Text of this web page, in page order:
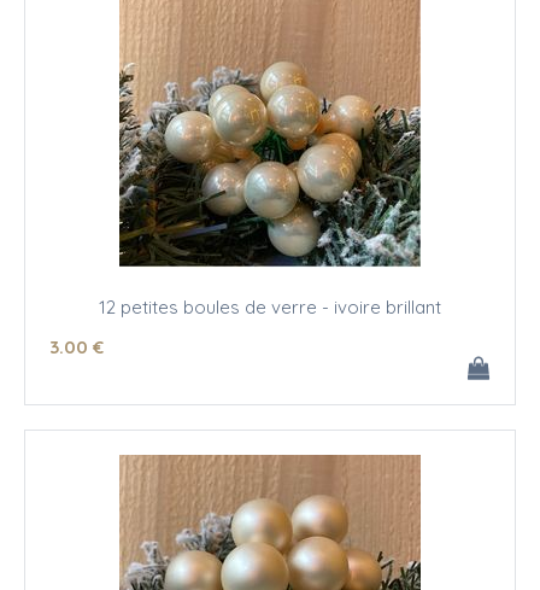
12 petites boules de verre - ivoire brillant
3.00 €